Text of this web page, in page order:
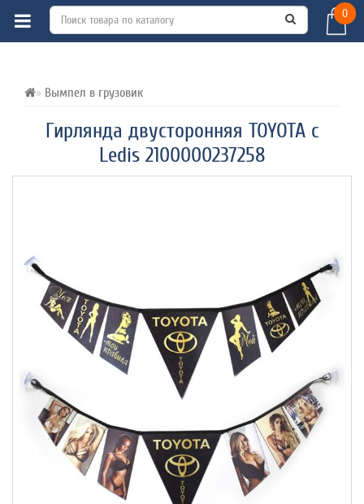
0
Вымпел в грузовик
Гирлянда двусторонняя TOYOTA с
Ledis 2100000237258
ВСЕ О ТОВАРЕ ХАРАКТЕРИСТИКИ